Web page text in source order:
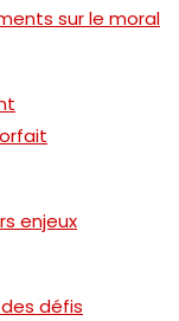
sur le moral
enjeux
défis